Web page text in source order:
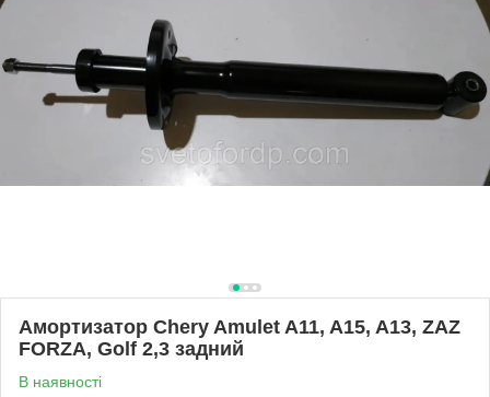
Амортизатор Chery Amulet A11, A15, A13, ZAZ
FORZA, Golf 2,3 задний
В наявності